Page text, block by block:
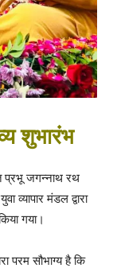
शुभारंभ
प्रभू जगन्नाथ रथ
मंडल द्वारा
गया।
परम सौभाग्य है कि